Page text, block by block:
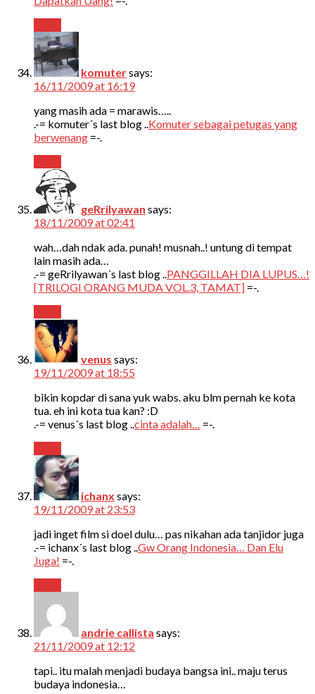
komutersays:
16/11/2009 at 16:19
yang masih ada = marawis…..
.-= komuter´s last blog ..Komuter sebagai petugas yang
berwenang =-.
geRrilyawan says:
18/11/2009 at 02:41
wah…dah ndak ada. punah! musnah..! untung di tempat
lain masih ada…
.-= geRrilyawan´s last blog ..PANGGILLAH DIA LUPUS…!
[TRILOGI ORANG MUDA VOL.3, TAMAT] =-.
venus says:
19/11/2009 at 18:55
bikin kopdar di sana yuk wabs. aku blm pernah ke kota
tua. eh ini kota tua kan? :D
.-= venus´s last blog ..cinta adalah… =-.
ichanx says:
19/11/2009 at 23:53
jadi inget film si doel dulu… pas nikahan ada tanjidor juga
.-= ichanx´s last blog ..Gw Orang Indonesia… Dan Elu
Juga! =-.
andrie callista says:
21/11/2009 at 12:12
tapi.. itu malah menjadi budaya bangsa ini.. maju terus
budaya indonesia…